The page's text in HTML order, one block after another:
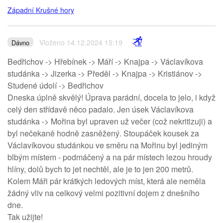
Západní Krušné hory
Dávno Vloženo 14.12.2024 15:19
Bedřichov -> Hřebínek -> Máří -> Knajpa -> Václavíkova
studánka -> Jizerka -> Předěl -> Knajpa -> Kristiánov ->
Studené údolí -> Bedřichov
Dneska úplně skvělý! Úprava parádní, docela to jelo, i když
celý den střídavě něco padalo. Jen úsek Václavíkova
studánka -> Mořina byl upraven už večer (což nekritizuji) a
byl nečekaně hodně zasněžený. Stoupáček kousek za
Václavíkovou studánkou ve směru na Mořinu byl jediným
blbým místem - podmáčený a na pár místech lezou hroudy
hlíny, dolů bych to jet nechtěl, ale je to jen 200 metrů.
Kolem Máři pár krátkých ledových míst, která ale neměla
žádný vliv na celkový velmi pozitivní dojem z dnešního
dne.
Tak užijte!